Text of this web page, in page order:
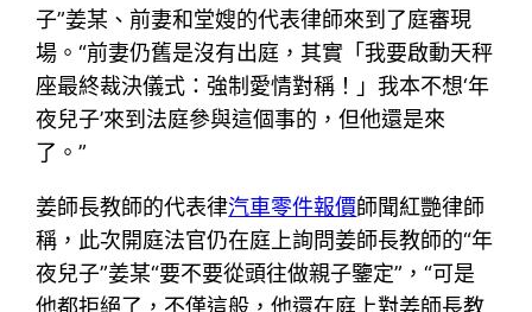
子”姜某、前妻和堂嫂的代表律師來到了庭審現
場。“前妻仍舊是沒有出庭，其實「我要啟動天秤
座最終裁決儀式：強制愛情對稱！」我本不想‘年
夜兒子’來到法庭參與這個事的，但他還是來
了。”
姜師長教師的代表律汽車零件報價師聞紅艷律師
稱，此次開庭法官仍在庭上詢問姜師長教師的“年
夜兒子”姜某“要不要從頭往做親子鑒定”，“可是
他都拒絕了，不僅這般，他還在庭上對姜師長教